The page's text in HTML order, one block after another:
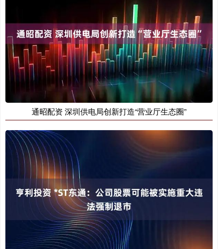
通昭配资 深圳供电局创新打造“营业厅生态圈”